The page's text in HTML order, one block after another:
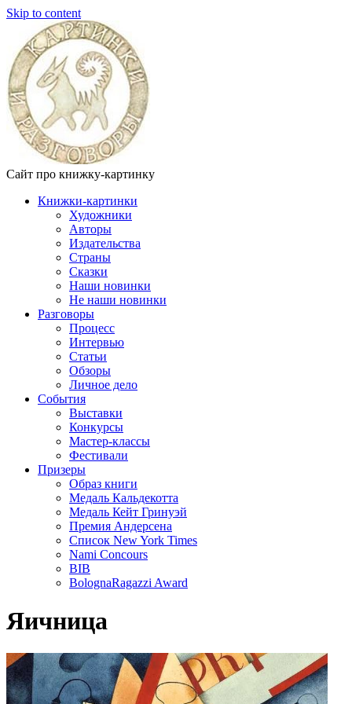
Skip to content
Сайт про книжку-картинку
Книжки-картинки
Художники
Авторы
Издательства
Страны
Сказки
Наши новинки
Не наши новинки
Разговоры
Процесс
Интервью
Статьи
Обзоры
Личное дело
События
Выставки
Конкурсы
Мастер-классы
Фестивали
Призеры
Образ книги
Медаль Кальдекотта
Медаль Кейт Гринуэй
Премия Андерсена
Список New York Times
Nami Concours
BIB
BolognaRagazzi Award
Яичница